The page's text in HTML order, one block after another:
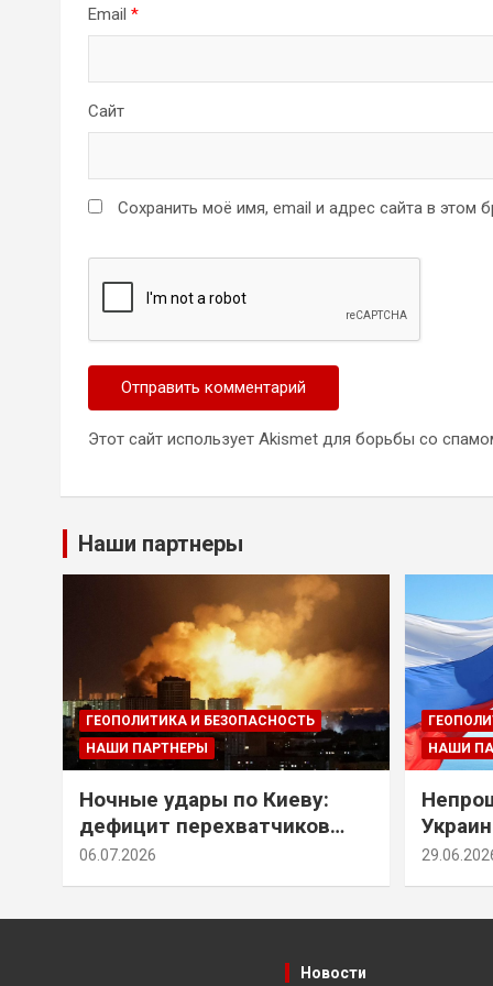
Email *
Сайт
Сохранить моё имя, email и адрес сайта в
Этот сайт использует Akismet для борьбы со
Наши партнеры
ГЕОПОЛИТИКА И БЕЗОПАСНОСТЬ
НАШИ ПАРТНЕРЫ
Ночные удары по Киеву:
дефицит перехватчиков
Patriot и оборонительные
06.07.2026
НАШИ
за их
Новости